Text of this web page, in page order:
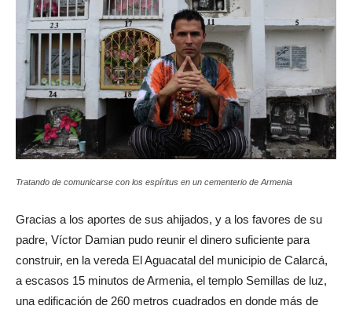
Tratando de comunicarse con los espíritus en un cementerio de Armenia
Gracias a los aportes de sus ahijados, y a los favores de su
padre, Víctor Damian pudo reunir el dinero suficiente para
construir, en la vereda El Aguacatal del municipio de Calarcá,
a escasos 15 minutos de Armenia, el templo Semillas de luz,
una edificación de 260 metros cuadrados en donde más de